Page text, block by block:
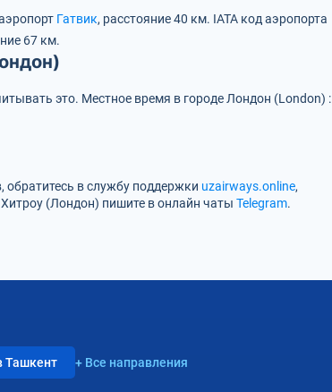
Гатвик, расстояние 40 км. IATA код аэропорта
67 км.
это. Местное время в городе Лондон (London) :
в службу поддержки uzairways.online,
(Лондон) пишите в онлайн чаты Telegram.
Ташкент + Все направления